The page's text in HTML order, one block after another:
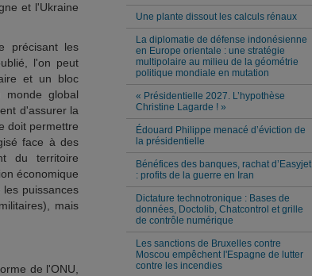
et l'Ukraine
précisant les
l'on peut
et un bloc
monde global
d'assurer la
doit permettre
face à des
du territoire
économique
puissances
mais
de l'ONU,
Une plante dissout les calculs rénaux
La diplomatie de défense indonésienne
en Europe orientale : une stratégie
multipolaire au milieu de la géométrie
politique mondiale en mutation
« Présidentielle 2027. L’hypothèse
Christine Lagarde ! »
Édouard Philippe menacé d’éviction de
la présidentielle
Bénéfices des banques, rachat d’Easyjet
: profits de la guerre en Iran
Dictature technotronique : Bases de
données, Doctolib, Chatcontrol et grille
de contrôle numérique
Les sanctions de Bruxelles contre
Moscou empêchent l'Espagne de lutter
contre les incendies